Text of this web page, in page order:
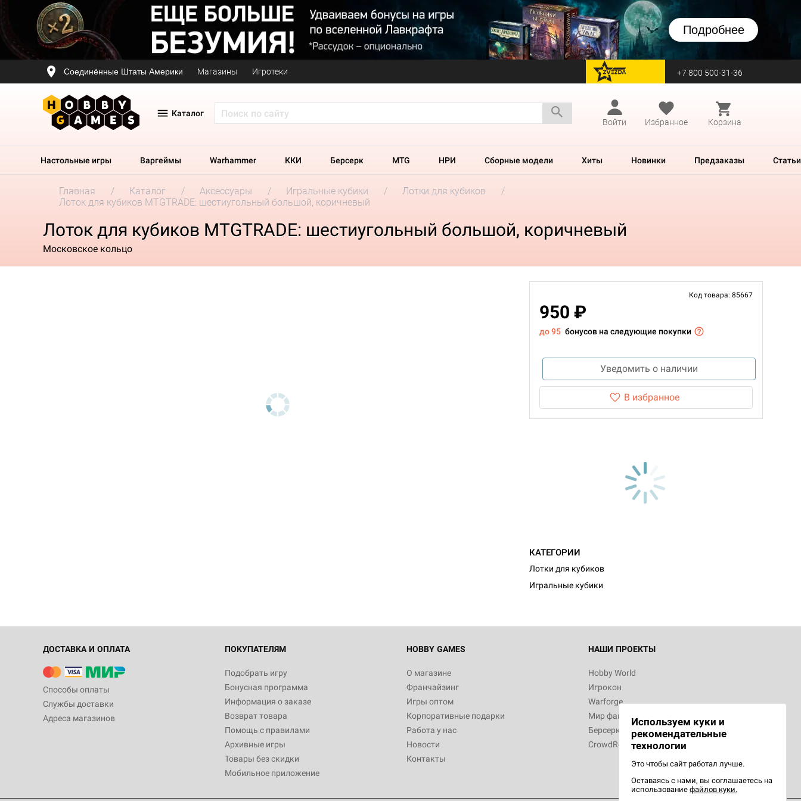
Подробнее
Соединённые Штаты Америки Магазины Игротеки перейти на Zvezda +7 800 500-31-36
Каталог
Войти
Избранное Корзина
Настольные игры Варгеймы Warhammer ККИ Берсерк MTG НРИ Сборные модели Хиты Новинки Предзаказы Статьи
Главная Каталог Аксессуары Игральные кубики
Лотки для кубиков
Лоток для кубиков MTGTRADE: шестиугольный большой, коричневый
Лоток для кубиков MTGTRADE: шестиугольный большой, коричневый
Московское кольцо
Код товара: 85667
950 ₽
до 95 бонусов на следующие покупки
Уведомить о наличии
В избранное
КАТЕГОРИИ
Лотки для кубиков
Игральные кубики
ДОСТАВКА И ОПЛАТА
Способы оплаты
Службы доставки
Адреса магазинов
ПОКУПАТЕЛЯМ
Подобрать игру
Бонусная программа
Информация о заказе
Возврат товара
Помощь с правилами
Архивные игры
Товары без скидки
Мобильное приложение
HOBBY GAMES
О магазине
Франчайзинг
Игры оптом
Корпоративные подарки
Работа у нас
Новости
Контакты
НАШИ ПРОЕКТЫ
Hobby World
Игрокон
Warforge
Мир фантастики
Берсерк
CrowdRepublic
Используем куки и
рекомендательные
технологии
Это чтобы сайт работал лучше.
Оставаясь с нами, вы соглашаетесь на
использование файлов куки.